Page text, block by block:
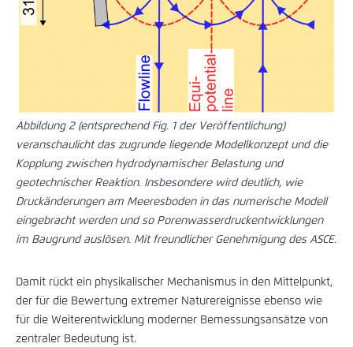
Abbildung 2 (entsprechend Fig. 1 der Veröffentlichung)
veranschaulicht das zugrunde liegende Modellkonzept und die
Kopplung zwischen hydrodynamischer Belastung und
geotechnischer Reaktion. Insbesondere wird deutlich, wie
Druckänderungen am Meeresboden in das numerische Modell
eingebracht werden und so Porenwasserdruckentwicklungen
im Baugrund auslösen. Mit freundlicher Genehmigung des ASCE.
Damit rückt ein physikalischer Mechanismus in den Mittelpunkt,
der für die Bewertung extremer Naturereignisse ebenso wie
für die Weiterentwicklung moderner Bemessungsansätze von
zentraler Bedeutung ist.